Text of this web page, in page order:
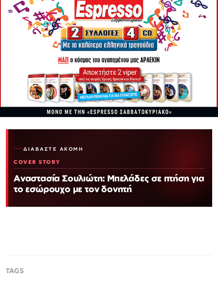
ΔΙΑΒΆΣΤΕ ΑΚΌΜΗ
COVER STORY
Αναστασία Σουλιώτη: Μπελάδες σε πτήση για
το εσώρουχο με τον δονητή